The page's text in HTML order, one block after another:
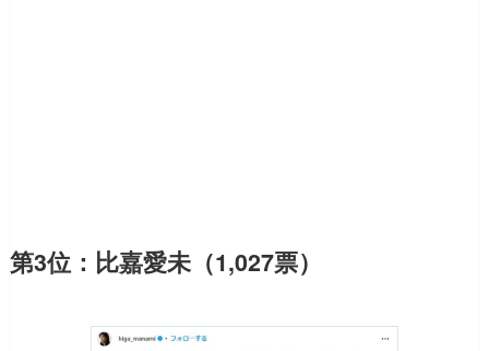
第3位：比嘉愛未（1,027票）